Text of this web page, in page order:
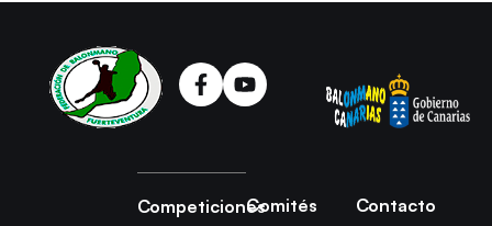
CompeticionesComités
Contacto